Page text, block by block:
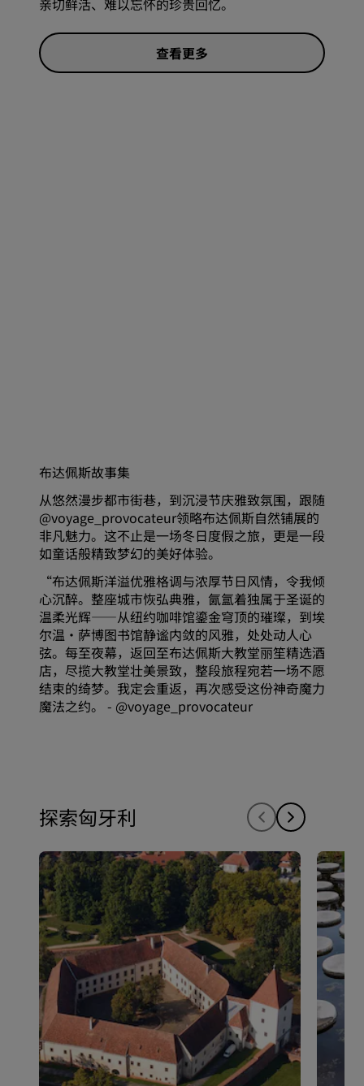
亲切鲜活、难以忘怀的珍贵回忆。
查看更多
布达佩斯故事集
从悠然漫步都市街巷，到沉浸节庆雅致氛围，跟随
@voyage_provocateur领略布达佩斯自然铺展的
非凡魅力。这不止是一场冬日度假之旅，更是一段
如童话般精致梦幻的美好体验。
“布达佩斯洋溢优雅格调与浓厚节日风情，令我倾
心沉醉。整座城市恢弘典雅，氤氲着独属于圣诞的
温柔光辉——从纽约咖啡馆鎏金穹顶的璀璨，到埃
尔温・萨博图书馆静谧内敛的风雅，处处动人心
弦。每至夜幕，返回至布达佩斯大教堂丽笙精选酒
店，尽揽大教堂壮美景致，整段旅程宛若一场不愿
结束的绮梦。我定会重返，再次感受这份神奇魔力
魔法之约。 - @voyage_provocateur
探索匈牙利